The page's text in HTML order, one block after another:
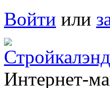
Войти или
Интернет-